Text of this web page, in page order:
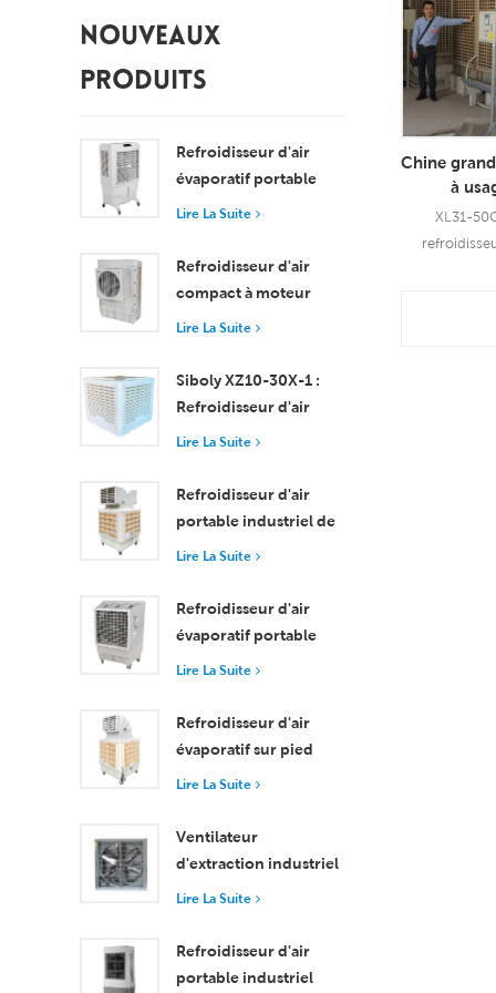
NOUVEAUX
PRODUITS
Refroidisseur d'air
évaporatif portable
8000 m³/h, réservoir
Lire La Suite
Refroidisseur d'air
compact à moteur
axial pour fenêtre,
efficace pour les
pièces de petite et
Lire La Suite
Siboly XZ10-30X-1 :
Refroidisseur d'air
évaporatif industriel
Lire La Suite
Refroidisseur d'air
portable industriel de
18 000 m³/h avec
refroidissement de
grands espaces
Lire La Suite
Refroidisseur d'air
évaporatif portable
haute efficacité 18000
télécommande
Lire La Suite
Refroidisseur d'air
évaporatif sur pied
avec roulettes et
d'air de 18 000 m³/h
Lire La Suite
Ventilateur
d'extraction industriel
haute performance
37 000 m³/h pour une
ventilation supérieure
Lire La Suite
Refroidisseur d'air
portable industriel
Chine
à
grand
XL31-